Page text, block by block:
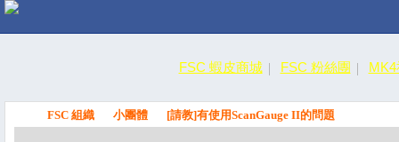
FSC 蝦皮商城 FSC 粉絲團
FSC 組織 小團體 [請教]有使用ScanGauge II的問題